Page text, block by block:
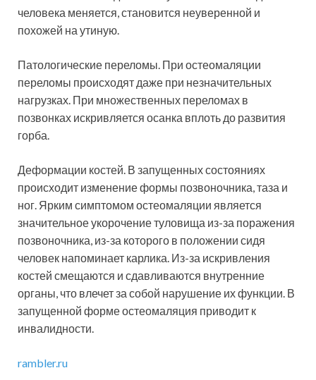
человека меняется, становится неуверенной и
похожей на утиную.
Патологические переломы. При остеомаляции
переломы происходят даже при незначительных
нагрузках. При множественных переломах в
позвонках искривляется осанка вплоть до развития
горба.
Деформации костей. В запущенных состояниях
происходит изменение формы позвоночника, таза и
ног. Ярким симптомом остеомаляции является
значительное укорочение туловища из-за поражения
позвоночника, из-за которого в положении сидя
человек напоминает карлика. Из-за искривления
костей смещаются и сдавливаются внутренние
органы, что влечет за собой нарушение их функции. В
запущенной форме остеомаляция приводит к
инвалидности.
rambler.ru